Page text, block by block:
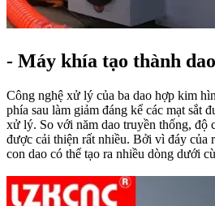
- Máy khía tạo thành
Công nghệ xử lý của ba dao hợp kim
phía sau làm giảm đáng kể các mạt sắt
xử lý. So với năm dao truyền thống, độ
được cải thiện rất nhiều. Bởi vì đáy của
con dao có thể tạo ra nhiều dòng dưới